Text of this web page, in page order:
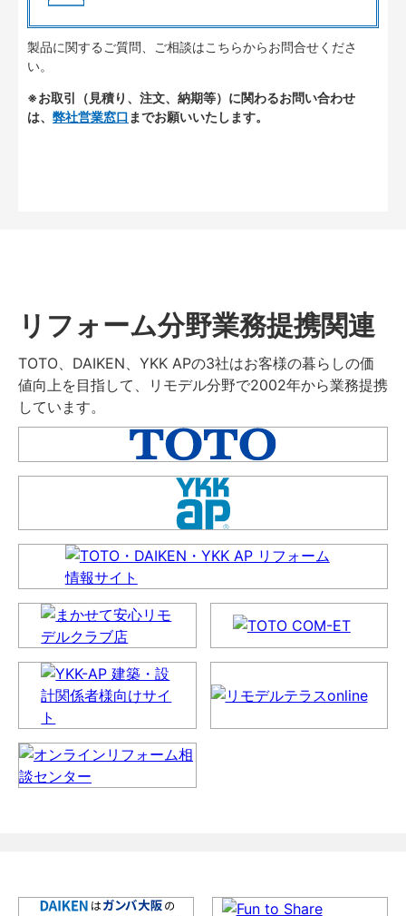
製品に関するご質問、ご相談はこちらからお問合せくださ
い。
※お取引（見積り、注文、納期等）に関わるお問い合わせ
は、 弊社営業窓口 までお願いいたします。
リフォーム分野業務提携関連
TOTO、DAIKEN、YKK APの3社はお客様の暮らしの価
値向上を目指して、リモデル分野で2002年から業務提携
しています。